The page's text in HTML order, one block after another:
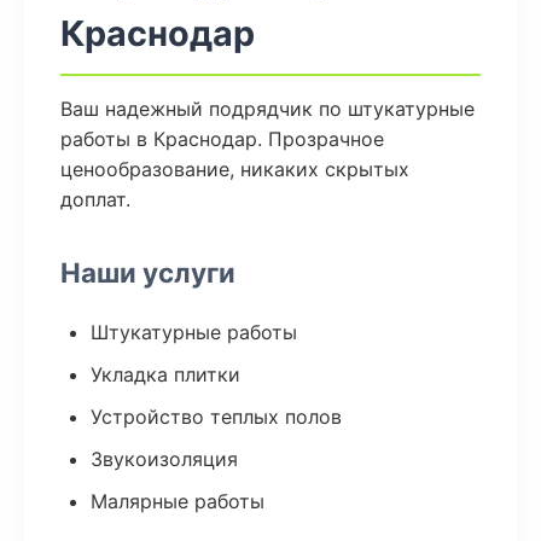
Краснодар
Ваш надежный подрядчик по штукатурные
работы в Краснодар. Прозрачное
ценообразование, никаких скрытых
доплат.
Наши услуги
Штукатурные работы
Укладка плитки
Устройство теплых полов
Звукоизоляция
Малярные работы